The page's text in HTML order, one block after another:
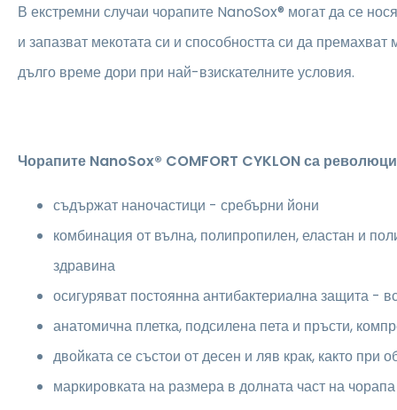
В екстремни случаи чорапите NanoSox® могат да се
и запазват мекотата си и способността си да премахват
дълго време дори при най-взискателните условия.
Чорапите NanoSox® COMFORT CYKLON са
съдържат наночастици - сребърни йони
комбинация от вълна, полипропилен, еластан и
здравина
осигуряват постоянна антибактериална защита -
анатомична плетка, подсилена пета и пръсти,
двойката се състои от десен и ляв крак, както при
маркировката на размера в долната част на